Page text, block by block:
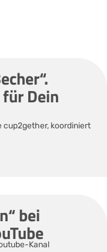
Dein
koordiniert
bei
Kanal